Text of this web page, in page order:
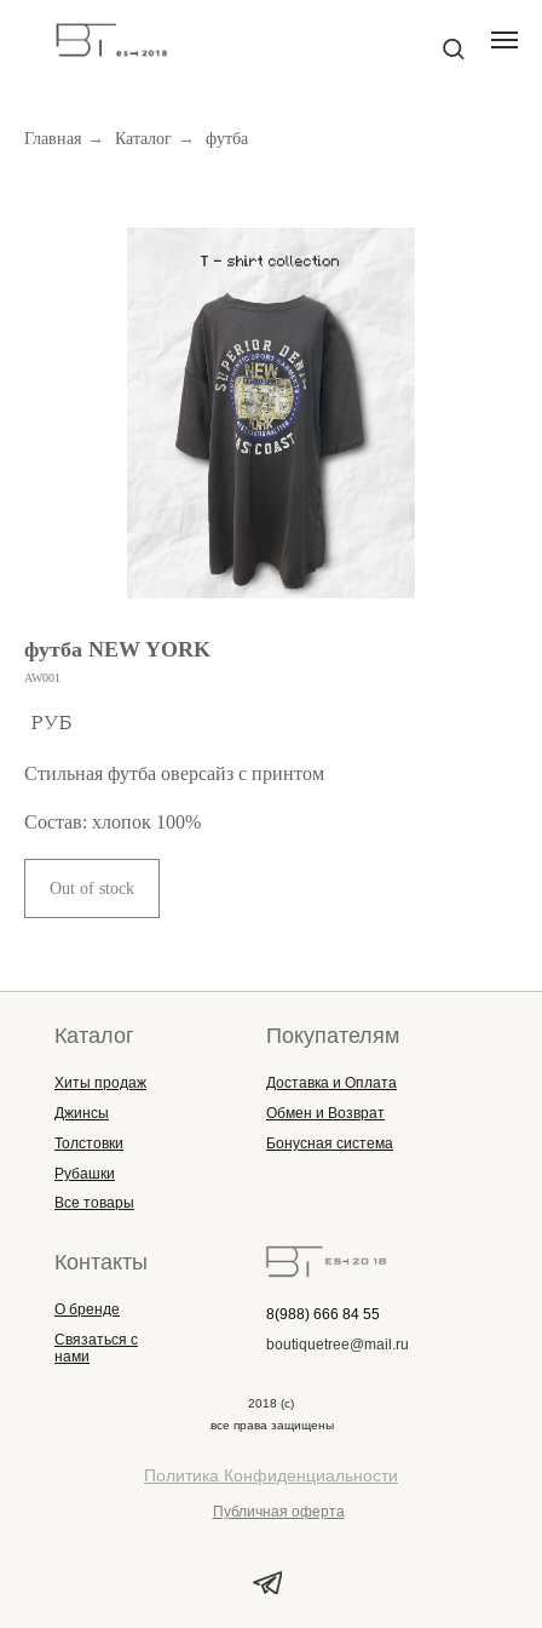
Главная → Каталог → футба
футба NEW YORK
AW001
РУБ
Стильная футба оверсайз с принтом
Состав: хлопок 100%
Out of stock
8(988) 666 84 55
boutiquetree@mail.ru
Публичная оферта
2018 (с)
все права защищены
Политика Конфиденциальности
Каталог
Хиты продаж
Джинсы
Толстовки
Рубашки
Все товары
Доставка и Оплата
Обмен и Возврат
Бонусная система
О бренде
Связаться с
нами
Покупателям
Контакты